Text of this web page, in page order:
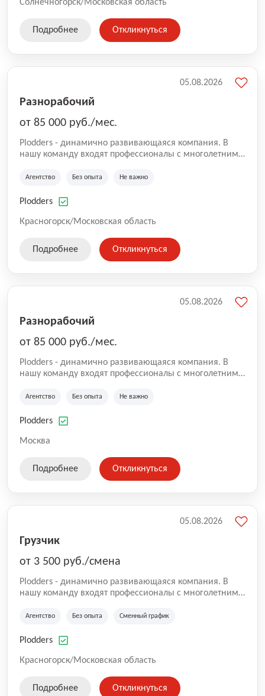
гибридно-модульного строительства.
Солнечногорск/Московская область
Подробнее Откликнуться
Разнорабочий
от 85 000 руб./мес.
Plodders - динамично развивающаяся компания. В
нашу команду входят профессионалы с многолетним
на рынке аутсорсинга, а накопленный опыт позволяют
оказываемых услуг.
Агентство Без опыта Не важно
Plodders
Красногорск/Московская область
05.08.2026
Подробнее Откликнуться
Разнорабочий
от 85 000 руб./мес.
Plodders - динамично развивающаяся компания. В
нашу команду входят профессионалы с многолетним
на рынке аутсорсинга, а накопленный опыт позволяют
оказываемых услуг.
Агентство Без опыта Не важно
Plodders
Москва
05.08.2026
Подробнее Откликнуться
Грузчик
от 3 500 руб./смена
Plodders - динамично развивающаяся компания. В
нашу команду входят профессионалы с многолетним
на рынке аутсорсинга, а накопленный опыт позволяют
оказываемых услуг.
Агентство Без опыта Сменный график
Plodders
Красногорск/Московская область
05.08.2026
Подробнее Откликнуться